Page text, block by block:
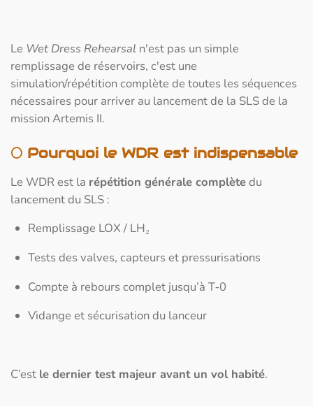
Le Wet Dress Rehearsal n'est pas un simple
remplissage de réservoirs, c'est une
simulation/répétition complète de toutes les séquences
nécessaires pour arriver au lancement de la SLS de la
mission Artemis II.
🌕 Pourquoi le WDR est indispensable
Le WDR est la répétition générale complètedu
lancement du SLS :
Remplissage LOX / LH₂
Tests des valves, capteurs et pressurisations
Compte à rebours complet jusqu’à T‑0
Vidange et sécurisation du lanceur
C’est le dernier test majeur avant un vol habité.